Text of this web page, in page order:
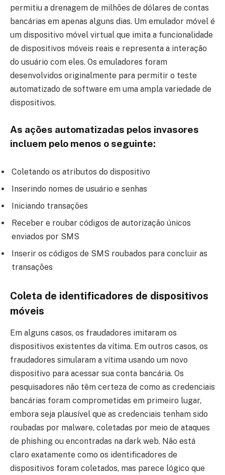
permitiu a drenagem de milhões de dólares de contas
bancárias em apenas alguns dias. Um emulador móvel é
um dispositivo móvel virtual que imita a funcionalidade
de dispositivos móveis reais e representa a interação
do usuário com eles. Os emuladores foram
desenvolvidos originalmente para permitir o teste
automatizado de software em uma ampla variedade de
dispositivos.
As ações automatizadas pelos invasores
incluem pelo menos o seguinte:
Coletando os atributos do dispositivo
Inserindo nomes de usuário e senhas
Iniciando transações
Receber e roubar códigos de autorização únicos
enviados por SMS
Inserir os códigos de SMS roubados para concluir as
transações
Coleta de identificadores de dispositivos
móveis
Em alguns casos, os fraudadores imitaram os
dispositivos existentes da vítima. Em outros casos, os
fraudadores simularam a vítima usando um novo
dispositivo para acessar sua conta bancária. Os
pesquisadores não têm certeza de como as credenciais
bancárias foram comprometidas em primeiro lugar,
embora seja plausível que as credenciais tenham sido
roubadas por malware, coletadas por meio de ataques
de phishing ou encontradas na dark web. Não está
claro exatamente como os identificadores de
dispositivos foram coletados, mas parece lógico que